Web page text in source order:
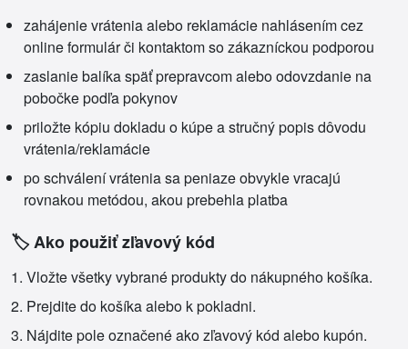
zahájenie vrátenia alebo reklamácie nahlásením cez
online formulár či kontaktom so zákazníckou podporou
zaslanie balíka späť prepravcom alebo odovzdanie na
pobočke podľa pokynov
priložte kópiu dokladu o kúpe a stručný popis dôvodu
vrátenia/reklamácie
po schválení vrátenia sa peniaze obvykle vracajú
rovnakou metódou, akou prebehla platba
🏷️ Ako použiť zľavový kód
Vložte všetky vybrané produkty do nákupného košíka.
Prejdite do košíka alebo k pokladni.
Nájdite pole označené ako zľavový kód alebo kupón.